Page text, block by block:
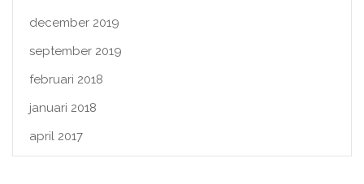
december 2019
september 2019
februari 2018
januari 2018
april 2017